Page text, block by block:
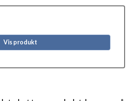
Vis produkt